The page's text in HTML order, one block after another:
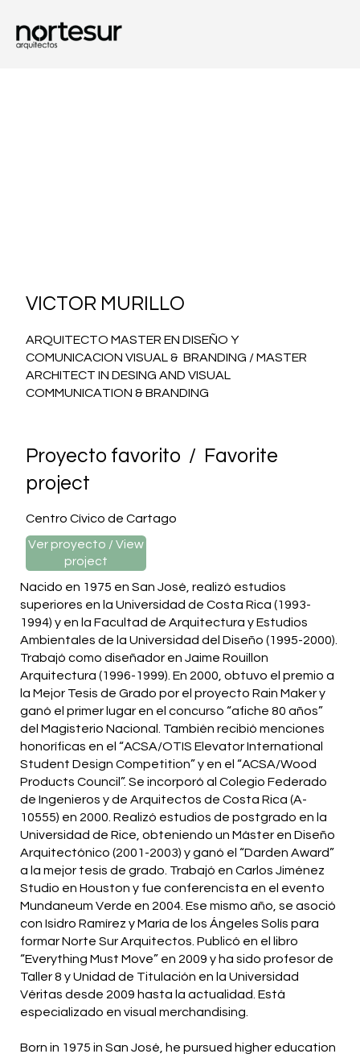
Nacido en 1975 en San José, realizó estudios
superiores en la Universidad de Costa Rica (1993-
1994) y en la Facultad de Arquitectura y Estudios
Ambientales de la Universidad del Diseño (1995-2000).
Trabajó como diseñador en Jaime Rouillon
Arquitectura (1996-1999). En 2000, obtuvo el premio a
la Mejor Tesis de Grado por el proyecto Rain Maker y
ganó el primer lugar en el concurso “afiche 80 años”
del Magisterio Nacional. También recibió menciones
honoríficas en el “ACSA/OTIS Elevator International
Student Design Competition” y en el “ACSA/Wood
Products Council”. Se incorporó al Colegio Federado
de Ingenieros y de Arquitectos de Costa Rica (A-
10555) en 2000. Realizó estudios de postgrado en la
Universidad de Rice, obteniendo un Máster en Diseño
Arquitectónico (2001-2003) y ganó el “Darden Award”
a la mejor tesis de grado. Trabajó en Carlos Jiménez
Studio en Houston y fue conferencista en el evento
Mundaneum Verde en 2004. Ese mismo año, se asoció
con Isidro Ramírez y María de los Ángeles Solís para
formar Norte Sur Arquitectos. Publicó en el libro
“Everything Must Move” en 2009 y ha sido profesor de
Taller 8 y Unidad de Titulación en la Universidad
Véritas desde 2009 hasta la actualidad. Está
especializado en visual merchandising.
Born in 1975 in San José, he pursued higher education
Proyecto favorito / Favorite
project
Centro Cívico de Cartago
Ver proyecto / View
project
VICTOR MURILLO
ARQUITECTO MASTER EN DISEÑO Y
COMUNICACION VISUAL & BRANDING / MASTER
ARCHITECT IN DESING AND VISUAL
COMMUNICATION & BRANDING